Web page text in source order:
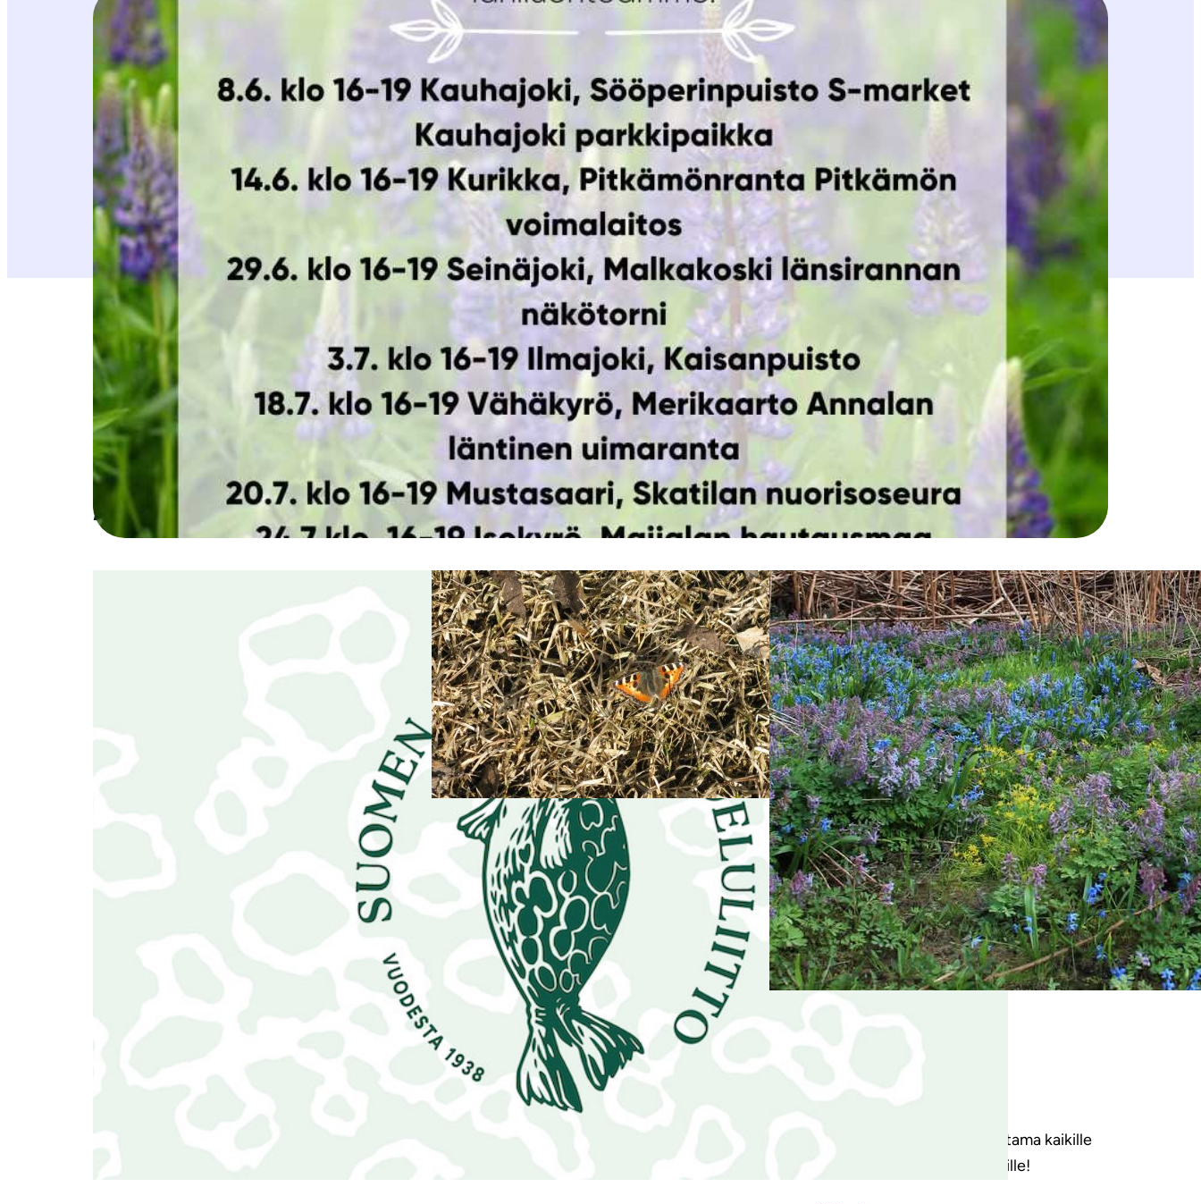
Etelä-Pohjanmaan luonnonsuojeluyhdistyksen toiminta-alueella talkoita järjestetään 29.6. klo 16-19 Malkakoskella länsirannan näkötornin luona
Seinäjoella ja 3.7. klo 16-19 Kaisanpuistossa Ilmajoella. Lisäksi talkoita on useilla muillakin paikkakunnilla.
Ajankohtaista
ARTIKKELIT|27.4.2026
Kevätseuranta -perheretki
Seinäjoen pääkirjastossa 20.5.
Tervetuloa Seinäjoen kaupunginkirjaston ja
Etelä-Pohjanmaan luonnonsuojeluyhdistys ry:n
järjestämälle Kevätseuranta-perheretkelle ke
20.5. klo 17.30-19.00!
LUE LISÄÄ
Kohtuusklubissa inspiroiva kevätiltama kaikille
viherpeukaloille ja kotipuutarhureille!